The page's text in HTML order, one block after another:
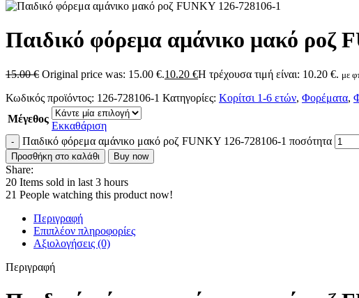
Παιδικό φόρεμα αμάνικο μακό ροζ
15.00€ Original price was: 15.00 €.10.20 €Η τρέχουσα τιμή είναι: 10.20 €. με
Κωδικός προϊόντος: 126-728106-1 Κατηγορίες: Κορίτσι 1-6 ετών, Φορέματα,
Μέγεθος
Εκκαθάριση
Παιδικό φόρεμα αμάνικο μακό ροζ FUNKY 126-728106-1 ποσότητα
Προσθήκη στο καλάθι Buy now
Share:
20 Items sold in last 3 hours
21 People watching this product now!
Περιγραφή
Επιπλέον πληροφορίες
Αξιολογήσεις (0)
Περιγραφή